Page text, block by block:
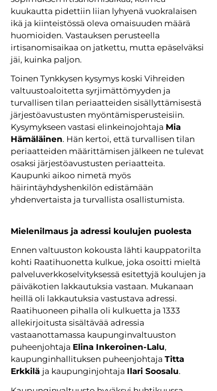
kuukautta pidettiin liian lyhyenä vuokralaisen
ikä ja kiinteistössä oleva omaisuuden määrä
huomioiden. Vastauksen perusteella
irtisanomisaikaa on jatkettu, mutta epäselväksi
jäi, kuinka paljon.
Toinen Tynkkysen kysymys koski Vihreiden
valtuustoaloitetta syrjimättömyyden ja
turvallisen tilan periaatteiden sisällyttämisestä
järjestöavustusten myöntämisperusteisiin.
Kysymykseen vastasi elinkeinojohtaja Mia
Hämäläinen. Hän kertoi, että turvallisen tilan
periaatteiden määrittämisen jälkeen ne tulevat
osaksi järjestöavustusten periaatteita.
Kaupunki aikoo nimetä myös
häirintäyhdyshenkilön edistämään
yhdenvertaista ja turvallista osallistumista.
Mielenilmaus ja adressi koulujen puolesta
Ennen valtuuston kokousta lähti kauppatorilta
kohti Raatihuonetta kulkue, joka osoitti mieltä
palveluverkkoselvityksessä esitettyjä koulujen ja
päiväkotien lakkautuksia vastaan. Mukanaan
heillä oli lakkautuksia vastustava adressi.
Raatihuoneen pihalla oli kulkuetta ja 1333
allekirjoitusta sisältävää adressia
vastaanottamassa kaupunginvaltuuston
puheenjohtaja Elina Inkeroinen-Lalu,
kaupunginhallituksen puheenjohtajaTitta
Erkkilä ja kaupunginjohtaja Ilari Soosalu.